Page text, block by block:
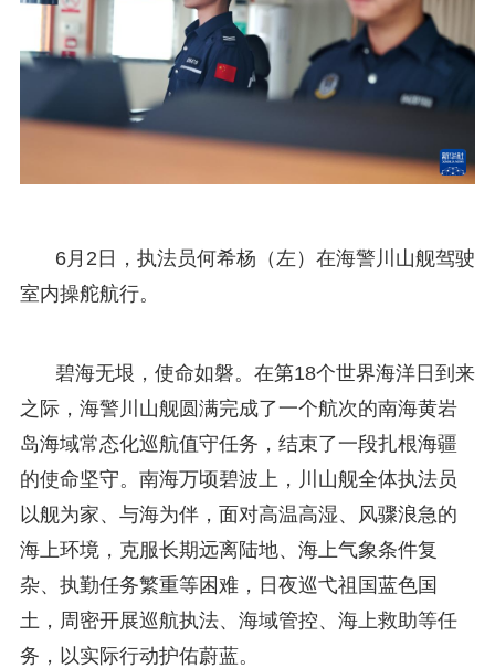
6月2日，执法员何希杨（左）在海警川山舰驾驶
室内操舵航行。
碧海无垠，使命如磐。在第18个世界海洋日到来
之际，海警川山舰圆满完成了一个航次的南海黄岩
岛海域常态化巡航值守任务，结束了一段扎根海疆
的使命坚守。南海万顷碧波上，川山舰全体执法员
以舰为家、与海为伴，面对高温高湿、风骤浪急的
海上环境，克服长期远离陆地、海上气象条件复
杂、执勤任务繁重等困难，日夜巡弋祖国蓝色国
土，周密开展巡航执法、海域管控、海上救助等任
务，以实际行动护佑蔚蓝。